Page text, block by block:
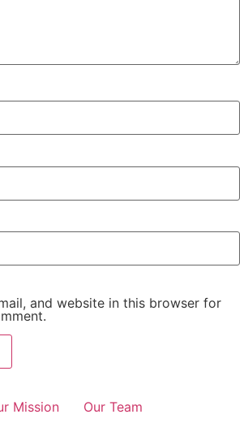
and website in this browser for
Mission Our Team